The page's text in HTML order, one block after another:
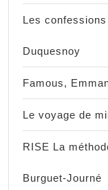
Les
Duquesnoy
Famous,
Le voyage de
RISE La
Burguet-Journé